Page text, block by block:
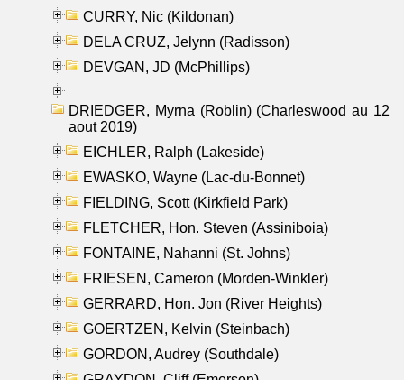
CURRY, Nic (Kildonan)
DELA CRUZ, Jelynn (Radisson)
DEVGAN, JD (McPhillips)
DRIEDGER, Myrna (Roblin) (Charleswood au 12
aout 2019)
EICHLER, Ralph (Lakeside)
EWASKO, Wayne (Lac-du-Bonnet)
FIELDING, Scott (Kirkfield Park)
FLETCHER, Hon. Steven (Assiniboia)
FONTAINE, Nahanni (St. Johns)
FRIESEN, Cameron (Morden-Winkler)
GERRARD, Hon. Jon (River Heights)
GOERTZEN, Kelvin (Steinbach)
GORDON, Audrey (Southdale)